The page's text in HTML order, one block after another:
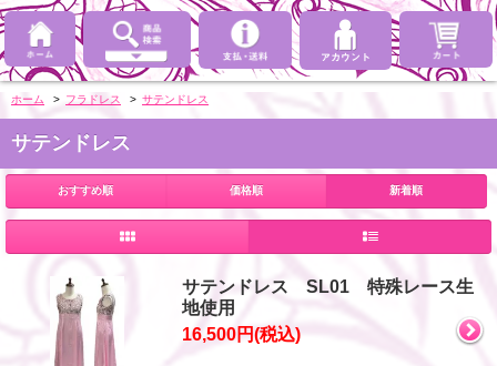
ホーム > フラドレス > サテンドレス
サテンドレス
おすすめ順 価格順 新着順
サテンドレス SL01 特殊レース生
地使用
16,500円(税込)